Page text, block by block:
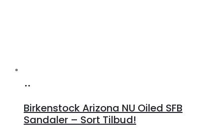
Lykke
Birkenstock Arizona NU Oiled SFB
Sandaler – Sort Tilbud!